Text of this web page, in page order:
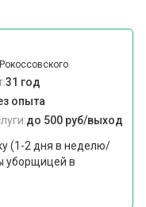
31 год
опыта
до 500 руб/выход
(1-2 дня в неделю/
уборщицей в